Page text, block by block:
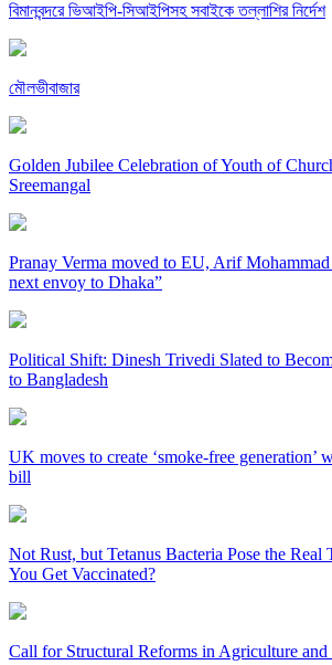
বিমানবন্দরে ভিআইপি-সিআইপিসহ সবাইকে তল্লাশির নির্দেশ
মৌলভীবাজার
Golden Jubilee Celebration of Youth of
Sreemangal
Pranay Verma moved to EU, Arif
next envoy to Dhaka”
Political Shift: Dinesh Trivedi Slated to
to Bangladesh
UK moves to create ‘smoke-free generation’
bill
Not Rust, but Tetanus Bacteria Pose the Real
You Get Vaccinated?
Call for Structural Reforms in Agriculture